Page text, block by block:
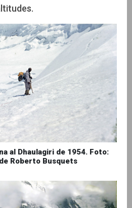
al Dhaulagiri de 1954. Foto:
Roberto Busquets